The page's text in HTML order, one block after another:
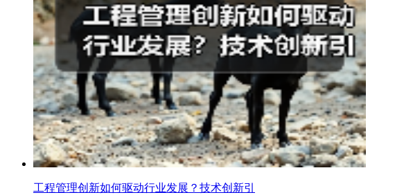
工程管理创新如何驱动行业发展？技术创新引